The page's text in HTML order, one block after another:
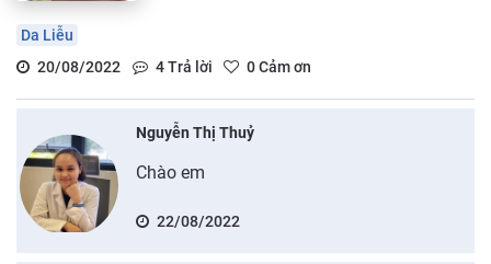
Da Liễu
20/08/2022
4Trả lời 0Cảm ơn
Nguyễn Thị Thuỷ
Chào em
22/08/2022